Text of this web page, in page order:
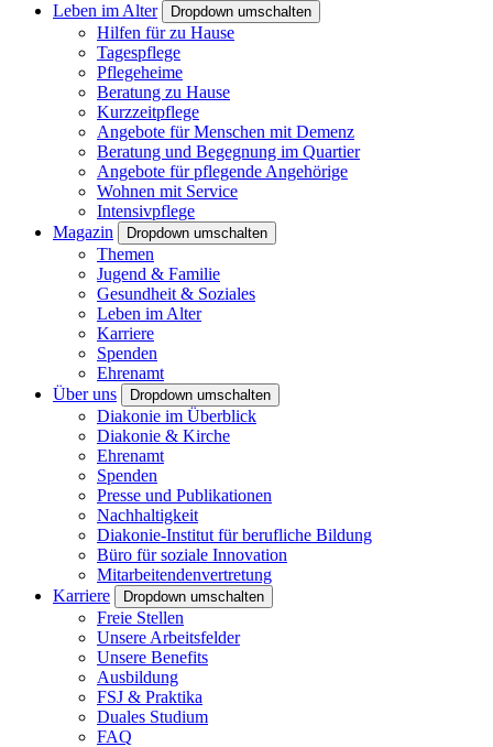
Leben im Alter
Dropdown umschalten
Hilfen für zu Hause
Tagespflege
Pflegeheime
Beratung zu Hause
Kurzzeitpflege
Angebote für Menschen mit Demenz
Beratung und Begegnung im Quartier
Angebote für pflegende Angehörige
Wohnen mit Service
Intensivpflege
Magazin
Dropdown umschalten
Themen
Jugend & Familie
Gesundheit & Soziales
Leben im Alter
Karriere
Spenden
Ehrenamt
Über uns
Dropdown umschalten
Diakonie im Überblick
Diakonie & Kirche
Ehrenamt
Spenden
Presse und Publikationen
Nachhaltigkeit
Diakonie-Institut für berufliche Bildung
Büro für soziale Innovation
Mitarbeitendenvertretung
Karriere
Dropdown umschalten
Freie Stellen
Unsere Arbeitsfelder
Unsere Benefits
Ausbildung
FSJ & Praktika
Duales Studium
FAQ